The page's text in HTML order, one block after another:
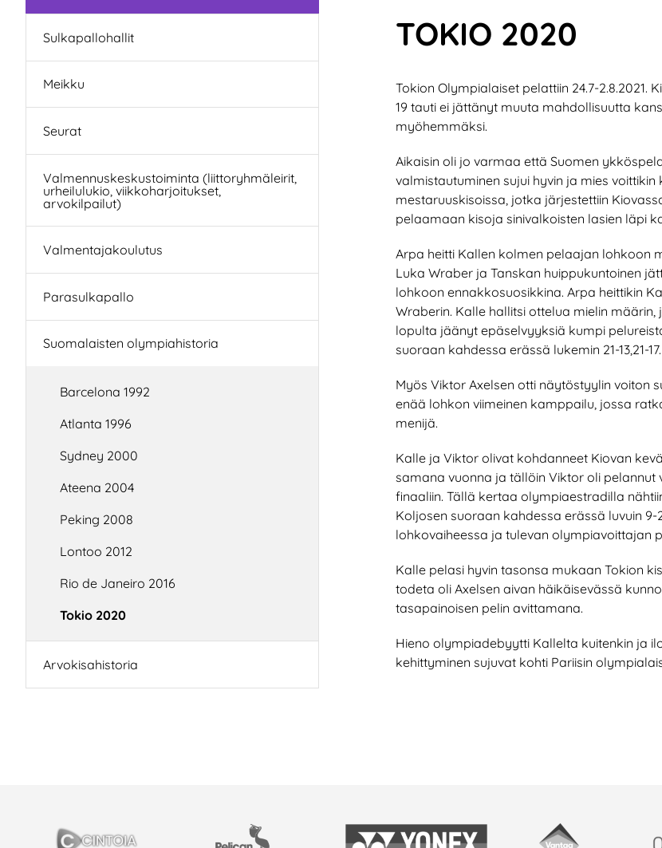
TOKIO 2020
Tokion Olympialaiset pelattiin 24.7-
19 tauti ei jättänyt muuta mahdollisuutta
myöhemmäksi.
Aikaisin oli jo varmaa että Suomen
valmistautuminen sujui hyvin ja mies
mestaruuskisoissa, jotka järjestettiin
pelaamaan kisoja sinivalkoisten lasien läpi
Arpa heitti Kallen kolmen pelaajan lohkoon
Luka Wraber ja Tanskan huippukuntoinen
lohkoon ennakkosuosikkina. Arpa heittikin
Wraberin. Kalle hallitsi ottelua mielin
lopulta jäänyt epäselvyyksiä kumpi
suoraan kahdessa erässä lukemin 21-13,21-17.
Myös Viktor Axelsen otti näytöstyylin voiton
enää lohkon viimeinen kamppailu, jossa
menijä.
Kalle ja Viktor olivat kohdanneet Kiovan
samana vuonna ja tällöin Viktor oli
finaaliin. Tällä kertaa olympiaestradilla
Koljosen suoraan kahdessa erässä luvuin 9-
lohkovaiheessa ja tulevan olympiavoittajan
Kalle pelasi hyvin tasonsa mukaan Tokion
todeta oli Axelsen aivan häikäisevässä
tasapainoisen pelin avittamana.
Hieno olympiadebyytti Kallelta kuitenkin ja
kehittyminen sujuvat kohti Pariisin
Sulkapallohallit
Meikku
Seurat
Valmennuskeskustoiminta (liittoryhmäleirit,
urheilulukio, viikkoharjoitukset,
arvokilpailut)
Valmentajakoulutus
Parasulkapallo
Suomalaisten olympiahistoria
Barcelona 1992
Atlanta 1996
Sydney 2000
Ateena 2004
Peking 2008
Lontoo 2012
Rio de Janeiro 2016
Tokio 2020
Arvokisahistoria
PARTNERS